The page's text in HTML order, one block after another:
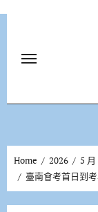
Home 2026
5 月
臺南會考首日到